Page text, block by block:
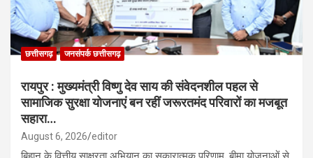
छत्तीसगढ़ जनसंपर्क छत्तीसगढ़
रायपुर : मुख्यमंत्री विष्णु देव साय की संवेदनशील पहल से
सामाजिक सुरक्षा योजनाएं बन रहीं जरूरतमंद परिवारों का मजबूत
सहारा…
August 6, 2026 editor